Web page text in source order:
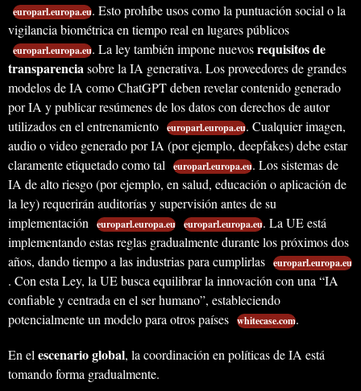
europarl.europa.eu. Esto prohíbe usos como la puntuación social o la
vigilancia biométrica en tiempo real en lugares públicos
europarl.europa.eu. La ley también impone nuevosrequisitos de
transparenciasobre la IA generativa. Los proveedores de grandes
modelos de IA como ChatGPT deben revelar contenido generado
por IA y publicar resúmenes de los datos con derechos de autor
utilizados en el entrenamiento europarl.europa.eu. Cualquier imagen,
audio o video generado por IA (por ejemplo, deepfakes) debe estar
claramente etiquetado como tal
europarl.europa.eu. Los sistemas de
IA de alto riesgo (por ejemplo, en salud, educación o aplicación de
la ley) requerirán auditorías y supervisión antes de su
implementación
europarl.europa.eu europarl.europa.eu. La UE está
implementando estas reglas gradualmente durante los próximos dos
años, dando tiempo a las industrias para cumplirlas europarl.europa.eu
. Con esta Ley, la UE busca equilibrar la innovación con una “IA
confiable y centrada en el ser humano”, estableciendo
potencialmente un modelo para otros países whitecase.com.
En el escenario global, la coordinación en políticas de IA está
tomando forma gradualmente.